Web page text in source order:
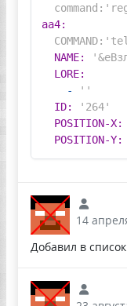
aa4:
NAME:
LORE:
-
''
ID:
'264'
POSITION-X:
POSITION-Y:
14
Добавил в